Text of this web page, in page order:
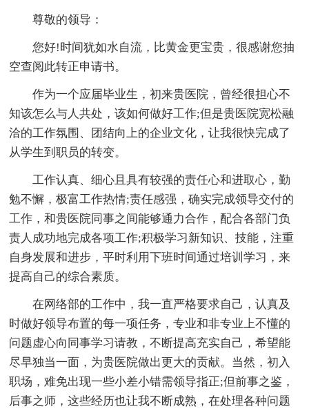
尊敬的领导：
您好!时间犹如水自流，比黄金更宝贵，很感谢您抽
空查阅此转正申请书。
作为一个应届毕业生，初来贵医院，曾经很担心不
知该怎么与人共处，该如何做好工作;但是贵医院宽松融
洽的工作氛围、团结向上的企业文化，让我很快完成了
从学生到职员的转变。
工作认真、细心且具有较强的责任心和进取心，勤
勉不懈，极富工作热情;责任感强，确实完成领导交付的
工作，和贵医院同事之间能够通力合作，配合各部门负
责人成功地完成各项工作;积极学习新知识、技能，注重
自身发展和进步，平时利用下班时间通过培训学习，来
提高自己的综合素质。
在网络部的工作中，我一直严格要求自己，认真及
时做好领导布置的每一项任务，专业和非专业上不懂的
问题虚心向同事学习请教，不断提高充实自己，希望能
尽早独当一面，为贵医院做出更大的贡献。当然，初入
职场，难免出现一些小差小错需领导指正;但前事之鉴，
后事之师，这些经历也让我不断成熟，在处理各种问题